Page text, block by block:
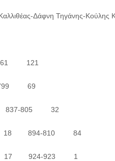
Δάφνη Τηγάνης-Κούλης
121
799 69
805 32
18 894-810 84
17 924-923 1